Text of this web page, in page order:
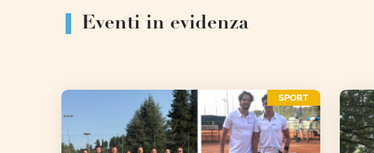
Eventi in evidenza
SPORT